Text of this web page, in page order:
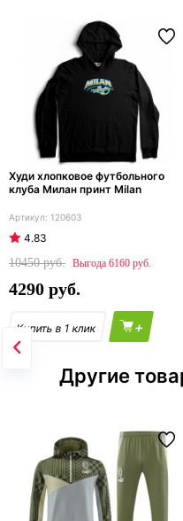
Худи хлопковое футбольного
клуба Милан принт Milan
120603
4.83
10450
6160
4290
+
Другие